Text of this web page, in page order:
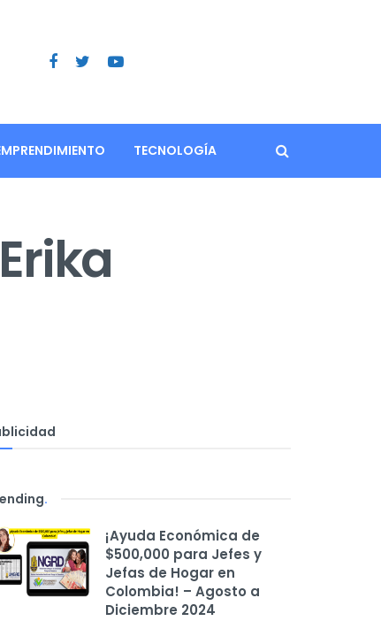
TECNOLOGÍA
.
¡Ayuda Económica de
$500,000 para Jefes y
Jefas de Hogar en
Colombia! – Agosto a
Diciembre 2024